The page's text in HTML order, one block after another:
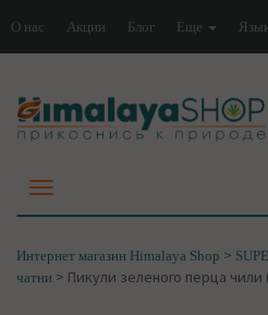
О нас Акции Блог Еще
Интернет магазин Himalaya Shop >
чатни > Пикули зеленого перца чили